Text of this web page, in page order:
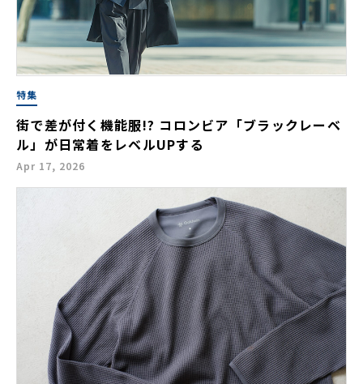
特集
街で差が付く機能服!? コロンビア「ブラックレーベ
ル」が日常着をレベルUPする
Apr 17, 2026